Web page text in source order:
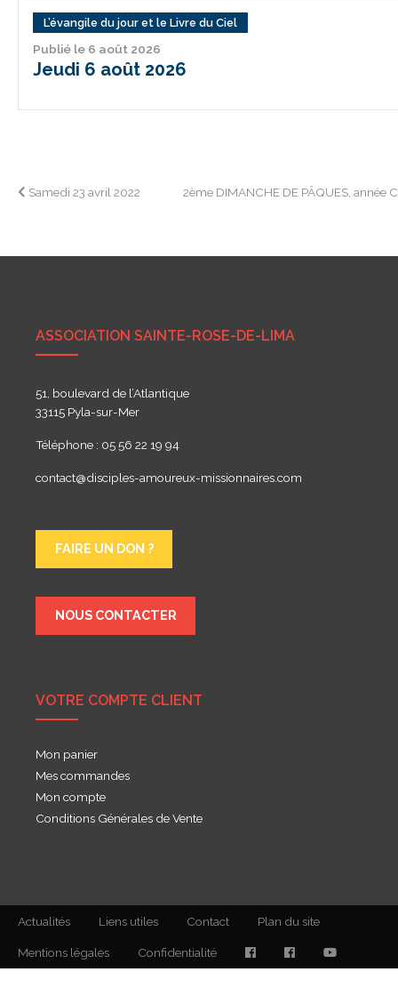
L’évangile du jour et le Livre du Ciel
Publié le 6 août 2026
Jeudi 6 août 2026
Navigation
Samedi 23 avril 2022 2ème DIMANCHE DE PÂQUES, année
ASSOCIATION SAINTE-ROSE-DE-LIMA
51, boulevard de l’Atlantique
33115 Pyla-sur-Mer
Téléphone : 05 56 22 19 94
contact@disciples-amoureux-missionnaires.com
FAIRE UN DON ?
NOUS CONTACTER
VOTRE COMPTE CLIENT
Mon panier
Mes commandes
Mon compte
Conditions Générales de Vente
Actualités Liens utiles Contact Plan du site
Mentions légales Confidentialité